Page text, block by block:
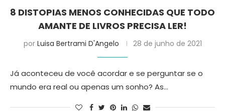
8 DISTOPIAS MENOS CONHECIDAS QUE TODO
AMANTE DE LIVROS PRECISA LER!
por Luisa Bertrami D'Angelo 28 de junho de 2021
Já aconteceu de você acordar e se perguntar se o
mundo era real ou apenas um sonho? As…